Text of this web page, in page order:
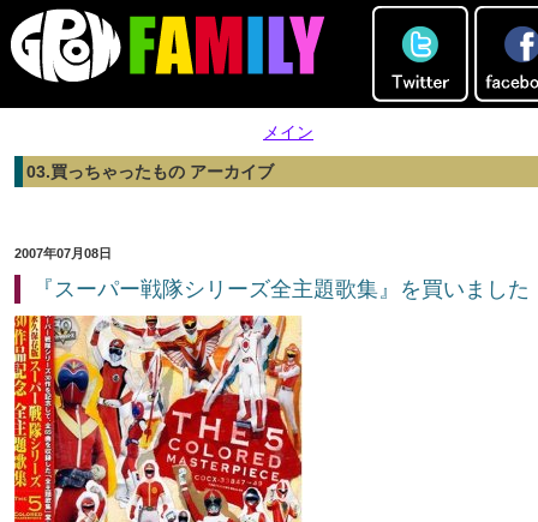
メイン
03.買っちゃったもの アーカイブ
2007年07月08日
『スーパー戦隊シリーズ全主題歌集』を買いました